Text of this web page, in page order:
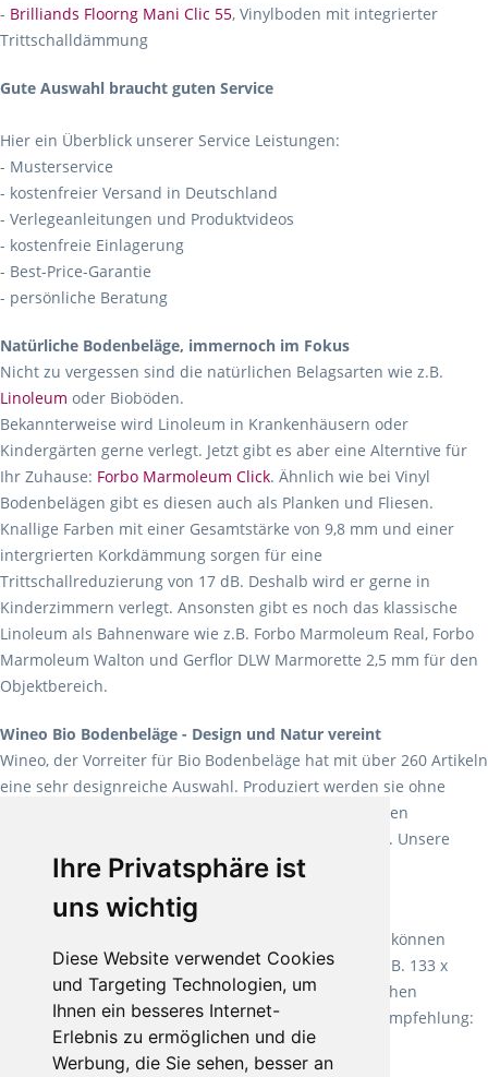
Ihre Privatsphäre ist
uns wichtig
Diese Website verwendet Cookies
und Targeting Technologien, um
Ihnen ein besseres Internet-
Erlebnis zu ermöglichen und die
Werbung, die Sie sehen, besser an
- Brilliands Floorng Mani Clic 55, Vinylboden mit integrierter
Trittschalldämmung
Gute Auswahl braucht guten Service
Hier ein Überblick unserer Service Leistungen:
- Musterservice
- kostenfreier Versand in Deutschland
- Verlegeanleitungen und Produktvideos
- kostenfreie Einlagerung
- Best-Price-Garantie
- persönliche Beratung
Natürliche Bodenbeläge, immernoch im Fokus
Nicht zu vergessen sind die natürlichen Belagsarten wie z.B.
Linoleum oder Bioböden.
Bekannterweise wird Linoleum in Krankenhäusern oder
Kindergärten gerne verlegt. Jetzt gibt es aber eine Alterntive für
Ihr Zuhause: Forbo Marmoleum Click. Ähnlich wie bei Vinyl
Bodenbelägen gibt es diesen auch als Planken und Fliesen.
Knallige Farben mit einer Gesamtstärke von 9,8 mm und einer
intergrierten Korkdämmung sorgen für eine
Trittschallreduzierung von 17 dB. Deshalb wird er gerne in
Kinderzimmern verlegt. Ansonsten gibt es noch das klassische
Linoleum als Bahnenware wie z.B. Forbo Marmoleum Real, Forbo
Marmoleum Walton und Gerflor DLW Marmorette 2,5 mm für den
Objektbereich.
Wineo Bio Bodenbeläge - Design und Natur vereint
Wineo, der Vorreiter für Bio Bodenbeläge hat mit über 260 Artikeln
eine sehr designreiche Auswahl. Produziert werden sie ohne
Weichmacher und Lösungsmittel. Mit allen verfügbaren
Verlegearten ist er für jegliche Bauvorhaben attraktiv. Unsere
Empfehlung:Wineo 1000 Multi Layer XXL.
Teppiche für ein angenehmes Laufgefühl
machen es schon lange vor. Sie können
Teppich in Ihrem gewünschten Sondermaß kaufen, z.B. 133 x
60cm. Vor allem in Schlafzimmern aufgrund der weichen
Oberfläche ein sehr beliebter Zusatzboden. Unsere Empfehlung:
Fletco Fluffy und Fletco Hermelin